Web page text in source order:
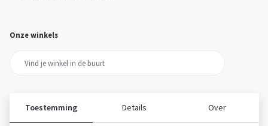
Onze winkels
Toestemming Details Over